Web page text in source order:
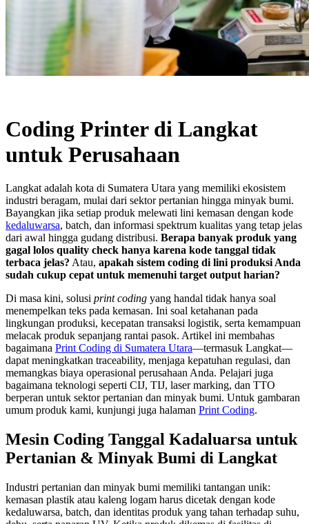
Coding Printer di Langkat
untuk Perusahaan
Langkat adalah kota di Sumatera Utara yang memiliki ekosistem
industri beragam, mulai dari sektor pertanian hingga minyak bumi.
Bayangkan jika setiap produk melewati lini kemasan dengan kode
kedaluwarsa, batch, dan informasi spektrum kualitas yang tetap jelas
dari awal hingga gudang distribusi. Berapa banyak produk yang
gagal lolos quality check hanya karena kode tanggal tidak
terbaca jelas? Atau, apakah sistem coding di lini produksi Anda
sudah cukup cepat untuk memenuhi target output harian?
Di masa kini, solusi print coding yang handal tidak hanya soal
menempelkan teks pada kemasan. Ini soal ketahanan pada
lingkungan produksi, kecepatan transaksi logistik, serta kemampuan
melacak produk sepanjang rantai pasok. Artikel ini membahas
bagaimana Print Coding di Sumatera Utara—termasuk Langkat—
dapat meningkatkan traceability, menjaga kepatuhan regulasi, dan
memangkas biaya operasional perusahaan Anda. Pelajari juga
bagaimana teknologi seperti CIJ, TIJ, laser marking, dan TTO
berperan untuk sektor pertanian dan minyak bumi. Untuk gambaran
umum produk kami, kunjungi juga halaman Print Coding.
Mesin Coding Tanggal Kadaluarsa untuk
Pertanian & Minyak Bumi di Langkat
Industri pertanian dan minyak bumi memiliki tantangan unik:
kemasan plastik atau kaleng logam harus dicetak dengan kode
kedaluwarsa, batch, dan identitas produk yang tahan terhadap suhu,